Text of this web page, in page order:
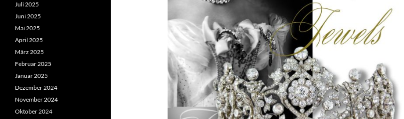
Juli 2025
Juni 2025
Mai 2025
April 2025
März 2025
Februar 2025
Januar 2025
Dezember 2024
November 2024
Oktober 2024